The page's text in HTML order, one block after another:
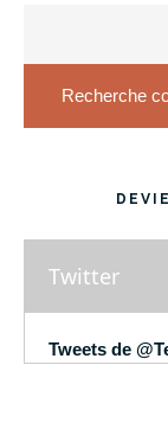
Recherche
Twitter
Tweets de